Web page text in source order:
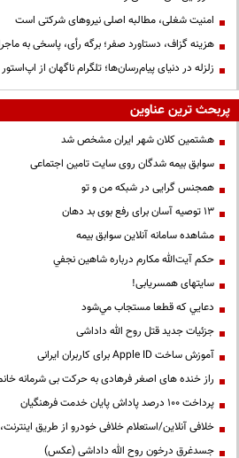
‌امنیت شغلی، مطالبه اصلی نیروهای شرکتی است
هزینه گزاف، دستاورد صفر؛ برگه رأی، پاسخی به
زلزله در دنیای پیام‌رسان‌ها؛ تلگرام ناگهان از
پربحث ترین عناوین
هشتمین کلان شهر ایران مشخص شد
سوابق بیمه شدگان روی سایت تامین اجتماعی
همجنس گرایی در شبکه من و تو
13 توصیه آسان برای رفع بوی بد دهان
مشاهده سامانه آنلاين سوابق بیمه
حكم آيت‌الله مكارم درباره شاهين نجفي
سایتهای همسریابی!
دعايي كه قطعا مستجاب مي‌شود
جزئیات جدید قتل روح الله داداشی
آموزش ساخت Apple ID برای کاربران ایرانی
راز خنده های اصغر فرهادی به حرکت بی شرمانه
پرداخت ۱۰۰ درصد پاداش پایان خدمت فرهنگیان
خلافی آنلاین/استعلام خلافی خودرو از طریق
جسدغرق درخون روح الله داداشی (عکس)